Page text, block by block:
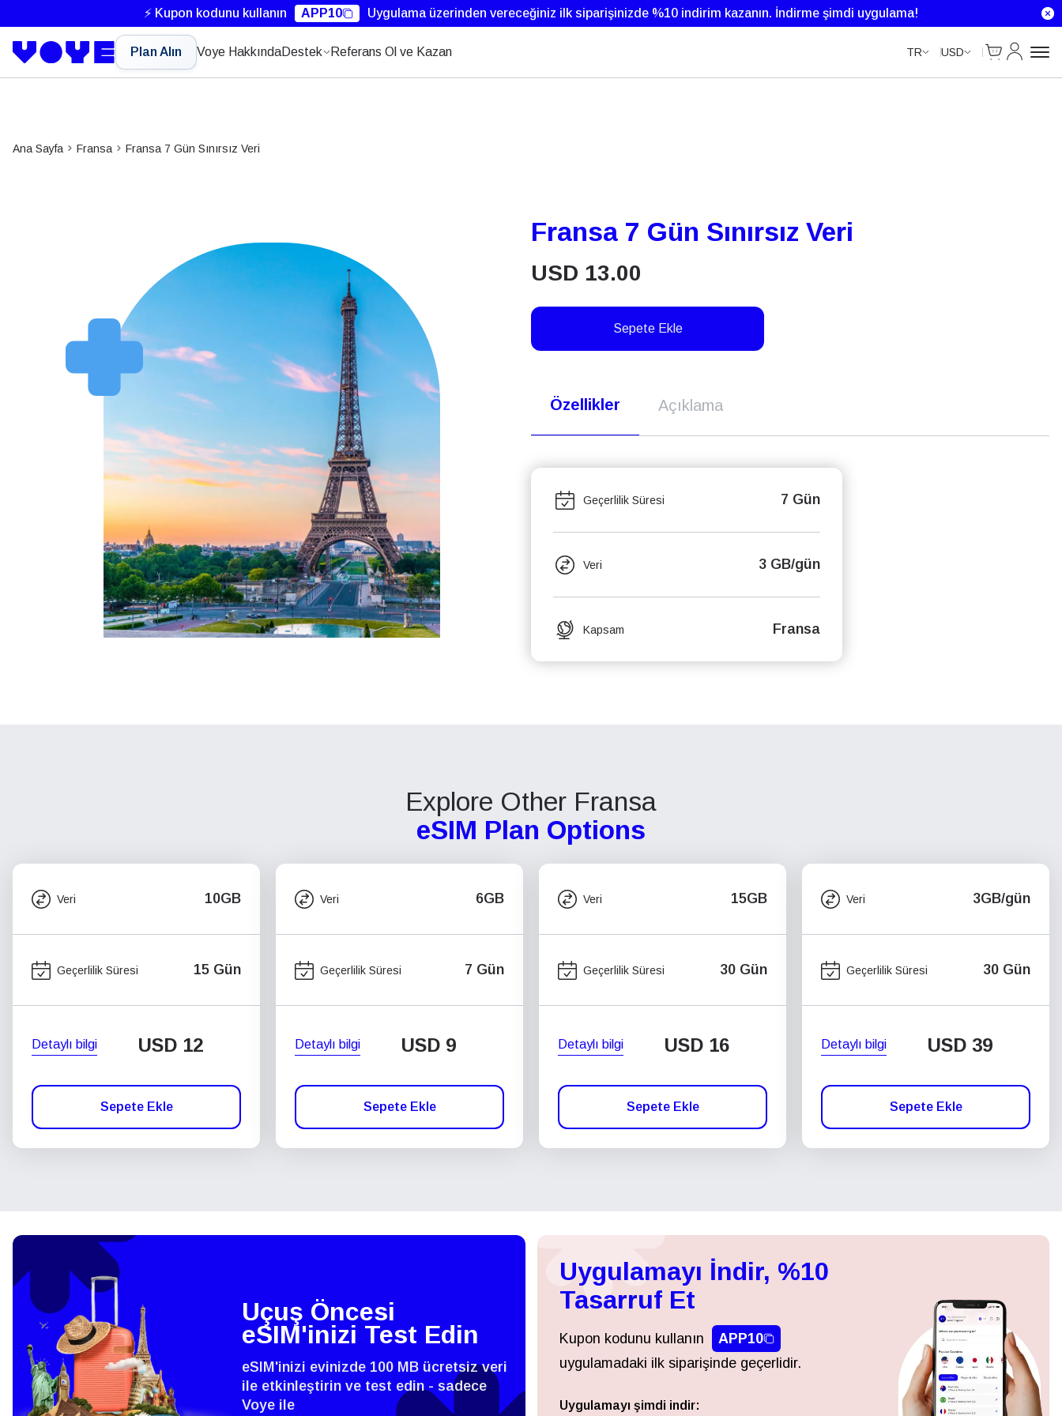
⚡ Kupon kodunu kullanın APP10 Uygulama üzerinden vereceğiniz ilk siparişinizde %10 indirim kazanın. İndirme şimdi uygulama!
Plan Alın Voye HakkındaDestek Referans Ol ve Kazan TR USD
Cart
Hesabım
Ana Sayfa Fransa Fransa 7 Gün Sınırsız Veri
Fransa 7 Gün Sınırsız Veri
USD 13.00
Sepete Ekle
Özellikler Açıklama
Geçerlilik Süresi 7 Gün
Veri 3 GB/gün
Kapsam Fransa
Explore Other Fransa
eSIM Plan Options
Veri 10GB
Geçerlilik Süresi 15 Gün
Detaylı bilgi USD 12
Sepete Ekle
Veri 6GB
Geçerlilik Süresi 7 Gün
Detaylı bilgi USD 9
Sepete Ekle
Veri 15GB
Geçerlilik Süresi 30 Gün
Detaylı bilgi USD 16
Sepete Ekle
Veri 3GB/gün
Geçerlilik Süresi 30 Gün
Detaylı bilgi USD 39
Sepete Ekle
Uçuş Öncesi
eSIM'inizi Test Edin
eSIM'inizi evinizde 100 MB ücretsiz veri
ile etkinleştirin ve test edin - sadece
Voye ile
Uygulamayı İndir, %10
Tasarruf Et
Kupon kodunu kullanın
APP10
uygulamadaki ilk siparişinde geçerlidir.
Uygulamayı şimdi indir:
Giriş Yap veya Kayıt Ol